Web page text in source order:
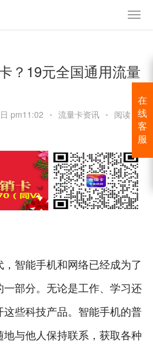
？19元全国通用流量
pm11:02 • 流量卡资讯 • 阅读
智能手机和网络已经成为了
一部分。无论是工作、学习还
些科技产品。智能手机的普
与他人保持联系，获取各种
在
线
客
服